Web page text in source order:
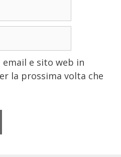
email e sito web in
la prossima volta che